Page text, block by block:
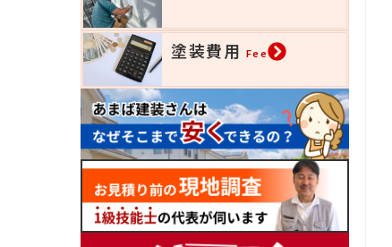
塗装費用 Fee